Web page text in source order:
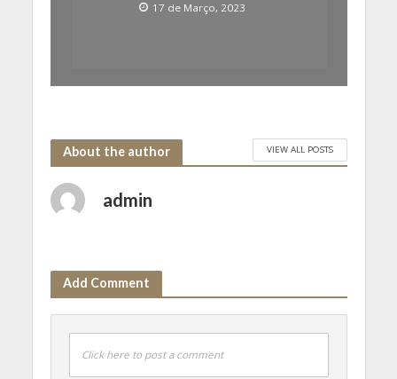
17 de Março, 2023
About the author VIEW ALL POSTS
admin
Add Comment
Click here to post a comment